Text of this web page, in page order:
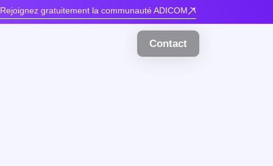
Rejoignez gratuitement la communauté ADICOM
Contact